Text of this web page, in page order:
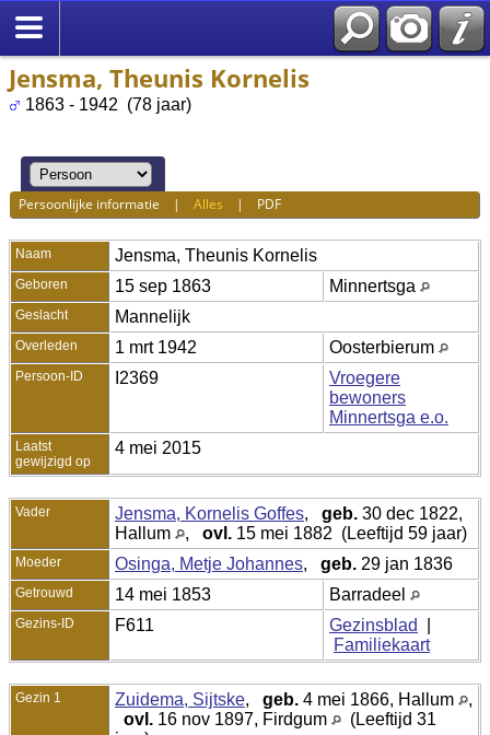
Jensma, Theunis Kornelis
1863 - 1942 (78 jaar)
Persoonlijke informatie |Alles | PDF
Naam Jensma, Theunis Kornelis
Geboren 15 sep 1863 Minnertsga
Geslacht Mannelijk
Overleden 1 mrt 1942 Oosterbierum
Persoon-ID I2369
Vroegere
bewoners
Minnertsga e.o.
Laatst
gewijzigd op
4 mei 2015
Vader Jensma, Kornelis Goffes, geb. 30 dec 1822,
Hallum
, ovl. 15 mei 1882 (Leeftijd 59 jaar)
Moeder Osinga, Metje Johannes, geb. 29 jan 1836
Getrouwd 14 mei 1853 Barradeel
Gezins-ID F611 Gezinsblad
Familiekaart
Gezin 1 Zuidema, Sijtske, geb. 4 mei 1866, Hallum
,
ovl. 16 nov 1897, Firdgum
(Leeftijd 31